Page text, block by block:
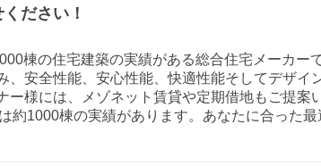
ださい！
棟の住宅建築の実績がある総合住宅メーカー
安全性能、安心性能、快適性能そしてデザイ
様には、メゾネット賃貸や定期借地もご提案
1000棟の実績があります。あなたに合った最